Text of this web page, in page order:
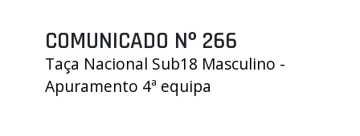
AGENDA
SELEÇÕES
MINIBASQUETE
COMUNICADO Nº 266
Taça Nacional Sub18 Masculino -
Apuramento 4ª equipa